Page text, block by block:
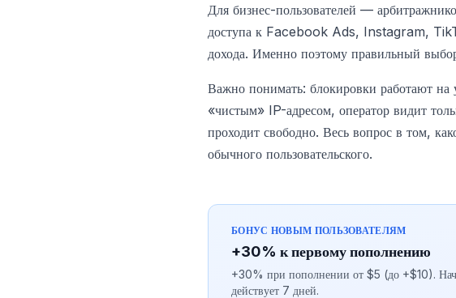
Для бизнес-пользователей —
доступа к Facebook Ads, Instagram,
дохода. Именно поэтому правильный
Важно понимать: блокировки работают на
«чистым» IP-адресом, оператор видит
проходит свободно. Весь вопрос в том,
обычного пользовательского.
БОНУС НОВЫМ ПОЛЬЗОВАТЕЛЯМ
+30% к первому пополнению
+30% при пополнении от $5 (до +$10).
действует 7 дней.